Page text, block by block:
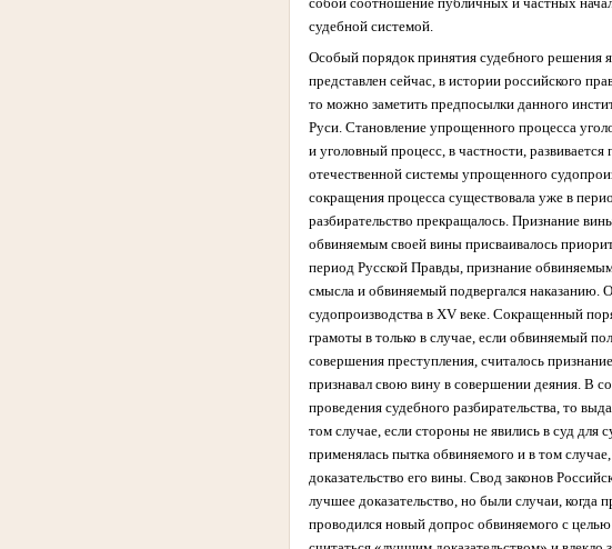
судебной системой.
Особый порядок принятия судебного решения
представлен сейчас, в истории российского
то можно заметить предпосылки данного
Руси. Становление упрощенного процесса
и уголовный процесс, в частности,
отечественной системы упрощенного
сокращения процесса существовала уже в
разбирательство прекращалось. Признание
обвиняемым своей вины присваивалось
период Русской Правды, признание
смысла и обвиняемый подвергался
судопроизводства в XV веке. Сокращенный
грамоты в только в случае, если обвиняемый
совершения преступления, считалось
признавал свою вину в совершении деяния. В
проведения судебного разбирательства, то
том случае, если стороны не явились в суд для
применялась пытка обвиняемого и в том
доказательство его вины. Свод законов
лучшее доказательство, но были случаи,
проводился новый допрос обвиняемого с